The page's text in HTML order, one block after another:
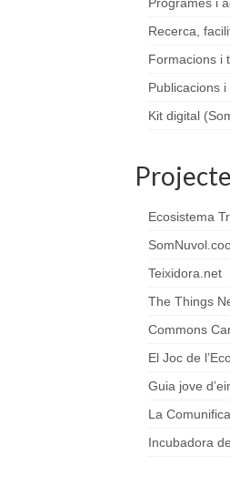
Recerca,
Formacions i
Publicacions
Kit digital
Ecosistema
Teixidora.net
The Things
Commons
El Joc de
Guia jove
La
Incubadora